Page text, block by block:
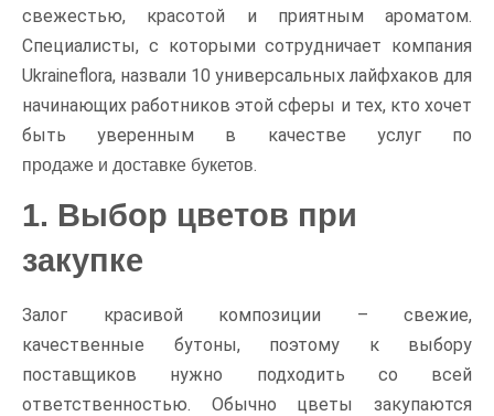
свежестью, красотой и приятным ароматом.
Специалисты, c которыми сотрудничает компания
Ukraineflora, назвали 10 универсальных лайфхаков для
начинающих работников этой сферы и тех, кто хочет
быть уверенным в качестве услуг по
продаже и доставке букетов.
1. Выбор цветов при
закупке
Залог красивой композиции – свежие,
качественные бутоны, поэтому к выбору
поставщиков нужно подходить со всей
ответственностью. Обычно цветы закупаются